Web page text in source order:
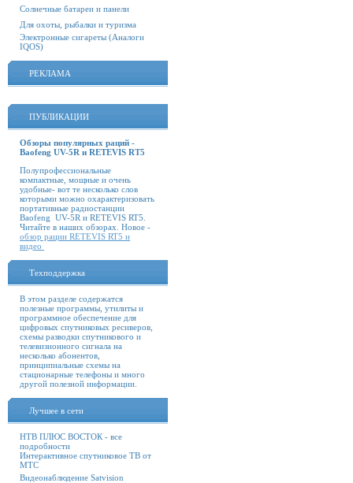
Солнечные батареи и панели
Для охоты, рыбалки и туризма
Электронные сигареты (Аналоги
IQOS)
РЕКЛАМА
ПУБЛИКАЦИИ
Обзоры популярных раций -
Baofeng UV-5R и RETEVIS RT5
Полупрофессиональные
компактные, мощные и очень
удобные- вот те несколько слов
которыми можно охарактеризовать
портативные радиостанции
Baofeng UV-5R и RETEVIS RT5.
Читайте в наших обзорах. Новое -
обзор рации RETEVIS RT5 и
видео
Техподдержка
В этом разделе содержатся
полезные программы, утилиты и
программное обеспечение для
цифровых спутниковых ресиверов,
схемы разводки спутникового и
телевизионного сигнала на
несколько абонентов,
принципиальные схемы на
стационарные телефоны и много
другой полезной информации.
Лучшее в сети
НТВ ПЛЮС ВОСТОК - все
подробности
Интерактивное спутниковое ТВ от
МТС
Видеонаблюдение Satvision